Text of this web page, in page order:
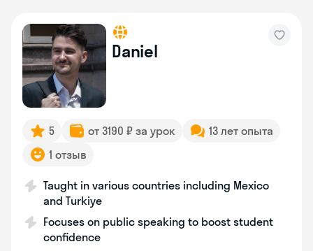
Daniel
5 от 3190 ₽ за урок
13 лет опыта
1 отзыв
Taught in various countries including Mexico
and Turkiye
Focuses on public speaking to boost student
confidence